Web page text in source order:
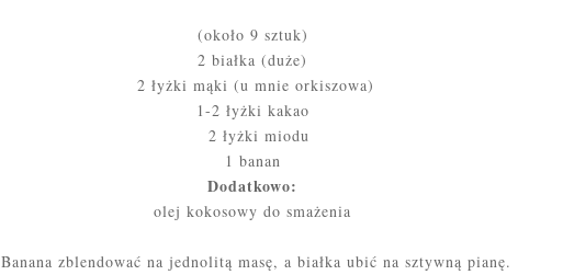
(około 9 sztuk)
2 białka (duże)
2 łyżki mąki (u mnie orkiszowa)
1-2 łyżki kakao
2 łyżki miodu
1 banan
Dodatkowo:
olej kokosowy do smażenia
Banana zblendować na jednolitą masę, a białka ubić na sztywną pianę.